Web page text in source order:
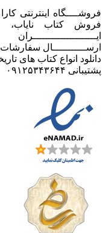
فروشــــگاه اینترنتی
فروش کتاب
ایـــــــــــــــــــــران
ارســـــــــــال
دانلود انواع کتاب های
پشتیبانی ۰۹۱۲۵۳۴۳۶۴۴